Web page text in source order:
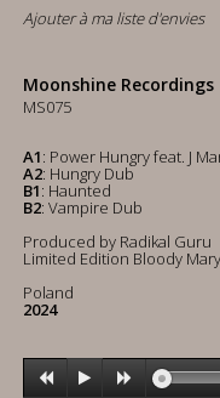
Ajouter à ma liste d'envies
Moonshine Recordings
MS075
A1: Power Hungry feat. J
A2: Hungry Dub
B1: Haunted
B2: Vampire Dub
Produced by Radikal Guru
Limited Edition Bloody
Poland
2024